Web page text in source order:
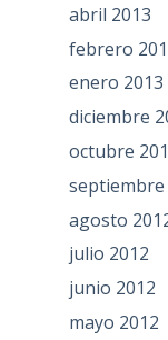
abril 2013
febrero
enero 2013
diciembre
octubre
septiembre
agosto
julio 2012
junio 2012
mayo 2012